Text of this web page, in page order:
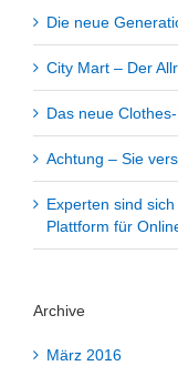
Die neue
City Mart – Der
Das neue
Achtung – Sie
Experten sind
Plattform für
Archive
März 2016